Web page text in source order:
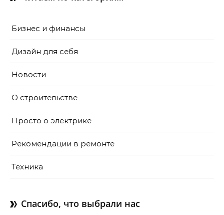
Бизнес и финансы
Дизайн для себя
Новости
О строительстве
Просто о электрике
Рекомендации в ремонте
Техника
Спасибо, что выбрали нас